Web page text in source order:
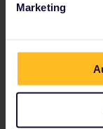
Marketing